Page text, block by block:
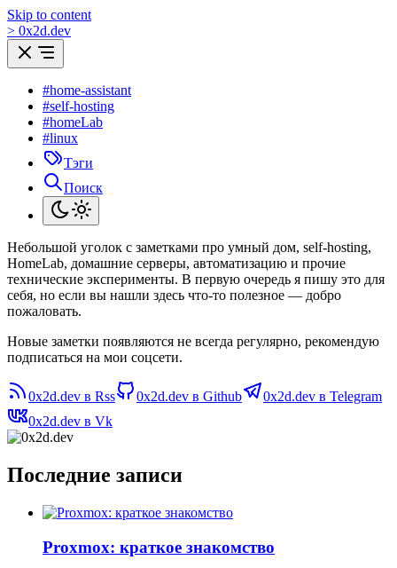
Skip to content
> 0x2d.dev
#home-assistant
#self-hosting
#homeLab
#linux
Тэги
Поиск
Небольшой уголок с заметками про умный дом, self-hosting,
HomeLab, домашние серверы, автоматизацию и прочие
технические эксперименты. В первую очередь я пишу это для
себя, но если вы нашли здесь что-то полезное — добро
пожаловать.
Новые заметки появляются не всегда регулярно, рекомендую
подписаться на мои соцсети.
0x2d.dev в Rss 0x2d.dev в Github
0x2d.dev в Telegram
0x2d.dev в Vk
Последние записи
Proxmox: краткое знакомство